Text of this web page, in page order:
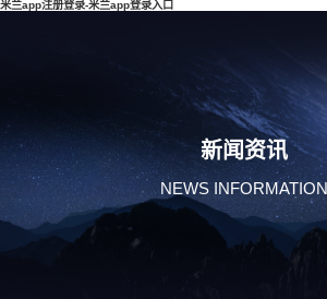
米兰app注册登录-米兰app登录入口
新闻资讯
NEWS INFORMATION